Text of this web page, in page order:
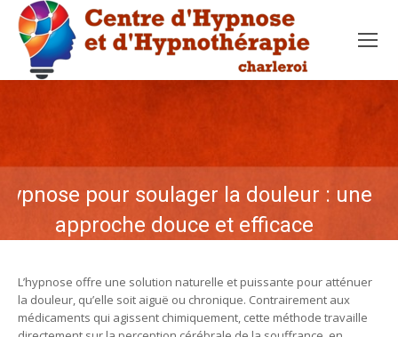
pour soulager la douleur : une
approche douce et efficace
L’hypnose offre une solution naturelle et puissante pour atténuer
la douleur, qu’elle soit aiguë ou chronique. Contrairement aux
médicaments qui agissent chimiquement, cette méthode travaille